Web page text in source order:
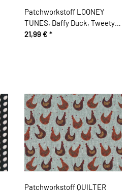
Patchworkstoff LOONEY
TUNES, Daffy Duck, Tweety &
Co., Camelot Fabrics
21,99 € *
Patchworkstoff QUILTER